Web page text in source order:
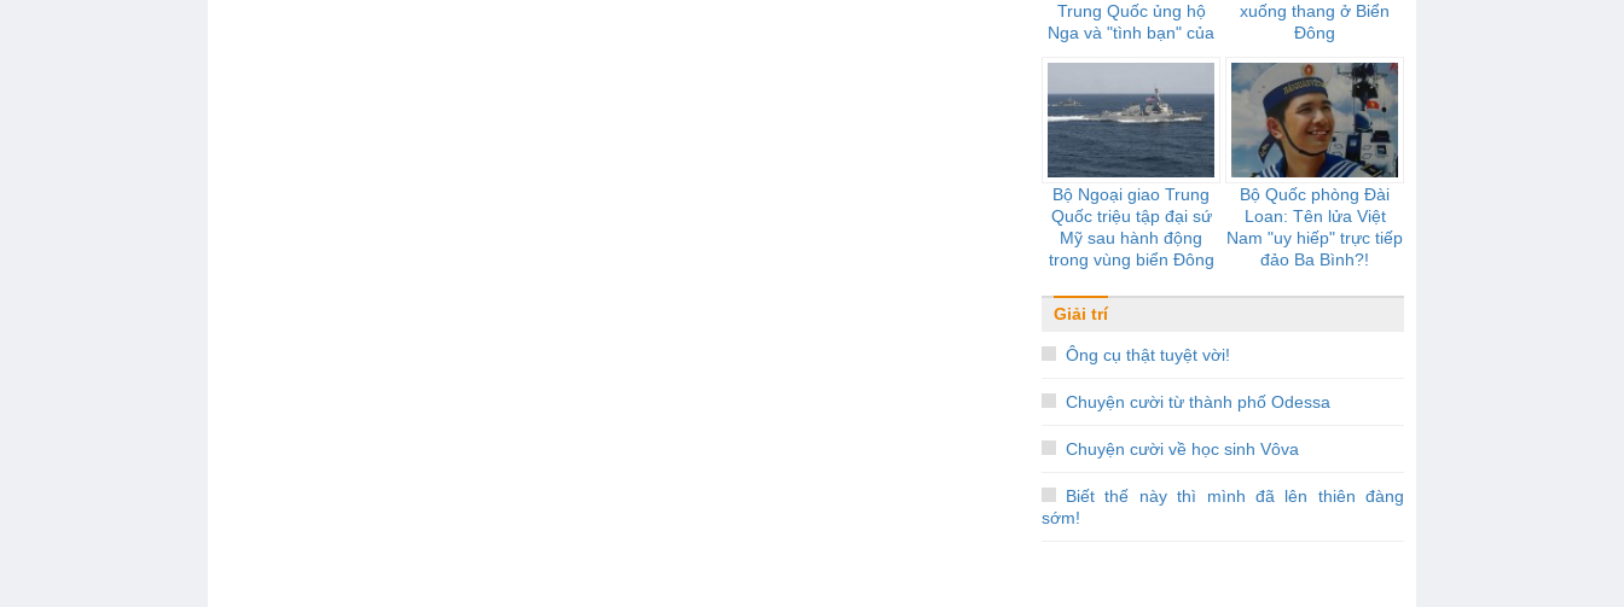
Trung Quốc ủng hộ
Nga và "tình bạn" của
xuống thang ở Biển
Đông
Bộ Ngoại giao Trung
Quốc triệu tập đại sứ
Mỹ sau hành động
trong vùng biển Đông
Bộ Quốc phòng Đài
Loan: Tên lửa Việt
Nam "uy hiếp" trực tiếp
đảo Ba Bình?!
Giải trí
Ông cụ thật tuyệt vời!
Chuyện cười từ thành phố Odessa
Chuyện cười về học sinh Vôva
Biết thế này thì mình đã lên thiên đàng
sớm!